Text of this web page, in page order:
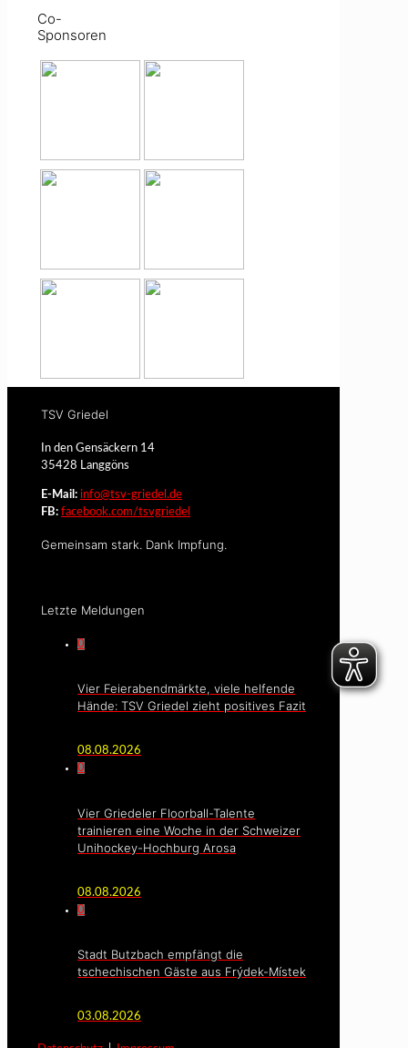
Co-
Sponsoren
TSV Griedel
In den Gensäckern 14
35428 Langgöns
E-Mail: info@tsv-griedel.de
FB: facebook.com/tsvgriedel
Gemeinsam stark. Dank Impfung.
Letzte Meldungen
0
Vier Feierabendmärkte, viele helfende
Hände: TSV Griedel zieht positives Fazit
08.08.2026
0
Vier Griedeler Floorball-Talente
trainieren eine Woche in der Schweizer
Unihockey-Hochburg Arosa
08.08.2026
0
Stadt Butzbach empfängt die
tschechischen Gäste aus Frýdek-Místek
03.08.2026